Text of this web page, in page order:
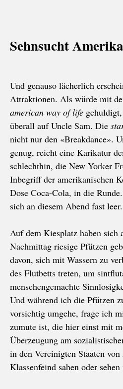
Sehnsucht Amerika
Und genauso lächerlich
Attraktionen. Als würde mit
american way of life
überall auf Uncle Sam. Die
nicht nur den «Breakdance».
genug, reicht eine Karikatur
schlechthin, die New Yorker
Inbegriff der amerikanischen
Dose Coca-Cola, in die
sich an diesem Abend fast leer.
Auf dem Kiesplatz haben sich
Nachmittag riesige Pfützen
davon, sich mit Wassern zu
des Flutbetts treten, um
menschengemachte
Und während ich die Pfützen
vorsichtig umgehe, frage ich
zumute ist, die hier einst mit
Überzeugung am
in den Vereinigten Staaten
Klassenfeind sahen oder sehen